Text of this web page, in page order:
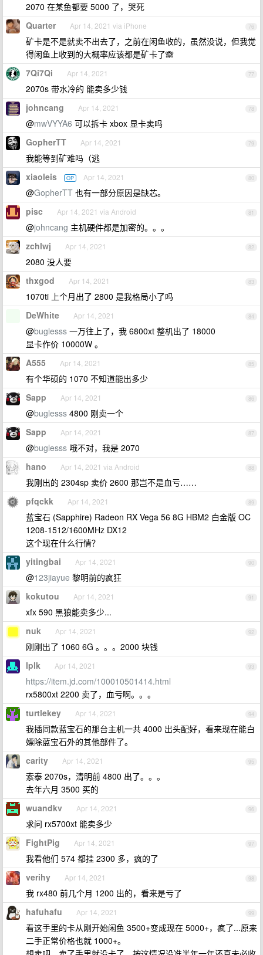
2070 在某鱼都要 5000 了，哭死
76
Quarter Apr 14, 2021 via iPhone
矿卡是不是就卖不出去了，之前在闲鱼收的，虽然没说，但我觉
得闲鱼上收到的大概率应该都是矿卡了🙈
77
7Qi7Qi Apr 14, 2021
2070s 带水冷的 能卖多少钱
78
johncang Apr 14, 2021
@mwVYYA6 可以拆卡 xbox 显卡卖吗
79
GopherTT Apr 14, 2021
我能等到矿难吗（逃
80
xiaoleis OP Apr 14, 2021
@GopherTT 也有一部分原因是缺芯。
81
pisc Apr 14, 2021 via Android
@johncang 主机硬件都是加密的。。。
82
zchlwj Apr 14, 2021
2080 没人要
83
thxgod Apr 14, 2021
1070ti 上个月出了 2800 是我格局小了吗
84
DeWhite Apr 14, 2021
@buglesss 一万往上了，我 6800xt 整机出了 18000
显卡作价 10000W 。
85
A555 Apr 14, 2021
有个华硕的 1070 不知道能出多少
86
Sapp Apr 14, 2021
@buglesss 4800 刚卖一个
87
Sapp Apr 14, 2021
@buglesss 哦不对，我是 2070
88
hano Apr 14, 2021 via Android
我刚出的 2304sp 卖价 2600 那岂不是血亏……
89
pfqckk Apr 14, 2021
蓝宝石 (Sapphire) Radeon RX Vega 56 8G HBM2 白金版 OC
1208-1512/1600MHz DX12
这个现在什么行情？
90
yitingbai Apr 14, 2021
@123jiayue 黎明前的疯狂
91
kokutou Apr 14, 2021
xfx 590 黑狼能卖多少...
92
nuk Apr 14, 2021
刚刚出了 1060 6G 。。。2000 块钱
93
lplk Apr 14, 2021
https://item.jd.com/100010501414.html
rx5800xt 2200 卖了，血亏啊。。。
94
turtlekey Apr 14, 2021
我插同款蓝宝石的那台主机一共 4000 出头配好，看来现在能白
嫖除蓝宝石外的其他部件了。
95
carity Apr 14, 2021
索泰 2070s，清明前 4800 出了。。。
去年六月 3500 买的
96
wuandkv Apr 14, 2021
求问 rx5700xt 能卖多少
97
FightPig Apr 14, 2021
我看他们 574 都挂 2300 多，疯的了
98
verihy Apr 14, 2021
我 rx480 前几个月 1200 出的，看来是亏了
99
hafuhafu Apr 14, 2021
看这手里的卡从刚开始闲鱼 3500+变成现在 5000+，疯了...原来
二手正常价格也就 1000+。